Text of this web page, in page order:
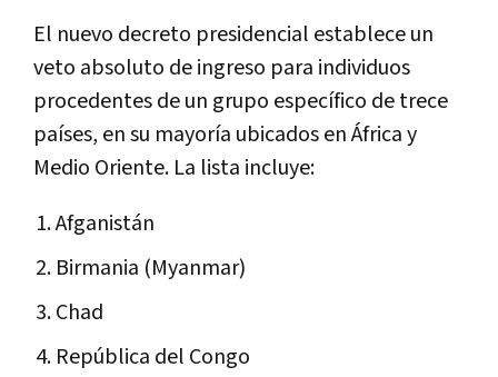
El nuevo decreto presidencial establece un
veto absoluto de ingreso para individuos
procedentes de un grupo específico de trece
países, en su mayoría ubicados en África y
Medio Oriente. La lista incluye:
Afganistán
Birmania (Myanmar)
Chad
República del Congo